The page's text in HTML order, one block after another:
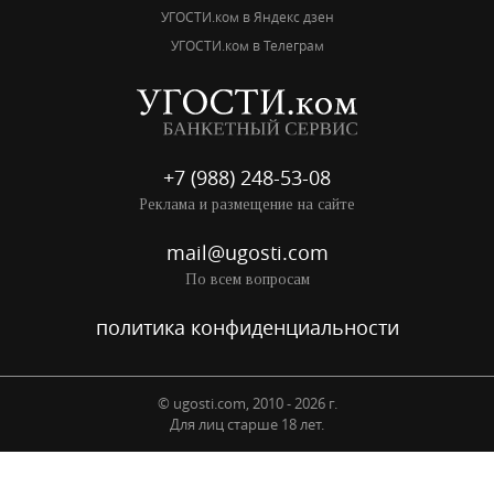
УГОСТИ.ком в Яндекс дзен
УГОСТИ.ком в Телеграм
+7 (988) 248-53-08
Реклама и размещение на сайте
mail@ugosti.com
По всем вопросам
политика конфиденциальности
© ugosti.com, 2010 - 2026 г.
Для лиц старше 18 лет.